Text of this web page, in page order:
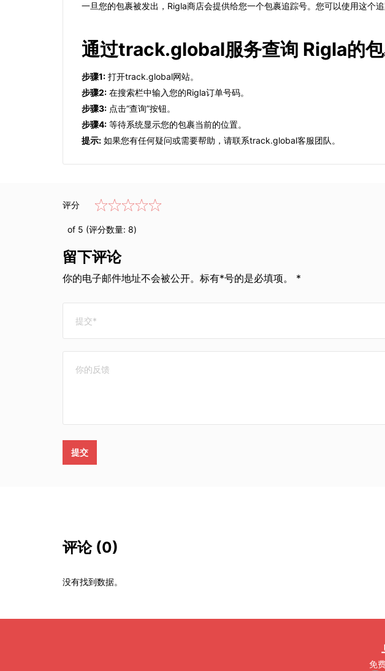
一旦您的包裹被发出，Rigla商店会提供给您一个包裹追踪号。您可以使用这个
通过track.global服务查询 Rigla的包
步骤1: 打开track.global网站。
步骤2: 在搜索栏中输入您的Rigla订单号码。
步骤3: 点击“查询”按钮。
步骤4: 等待系统显示您的包裹当前的位置。
提示: 如果您有任何疑问或需要帮助，请联系track.global客服团队。
评分
of 5 (评分数量: 8)
留下评论
你的电子邮件地址不会被公开。标有*号的是必填项。 *
提交
评论 (0)
没有找到数据。
免